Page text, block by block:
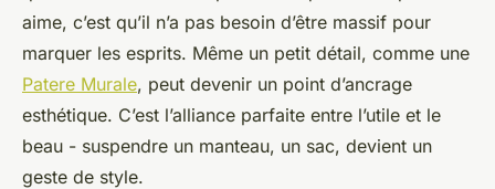
aime, c’est qu’il n’a pas besoin d’être massif pour
marquer les esprits. Même un petit détail, comme une
Patere Murale, peut devenir un point d’ancrage
esthétique. C’est l’alliance parfaite entre l’utile et le
beau - suspendre un manteau, un sac, devient un
geste de style.